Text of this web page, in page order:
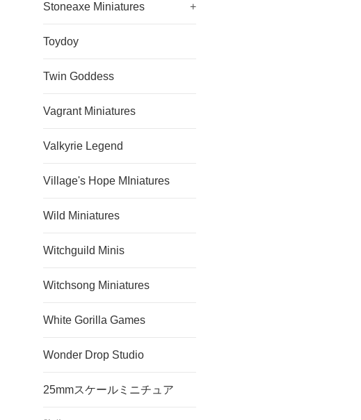
Stoneaxe Miniatures +
Toydoy
Twin Goddess
Vagrant Miniatures
Valkyrie Legend
Village's Hope MIniatures
Wild Miniatures
Witchguild Minis
Witchsong Miniatures
White Gorilla Games
Wonder Drop Studio
25mmスケールミニチュア